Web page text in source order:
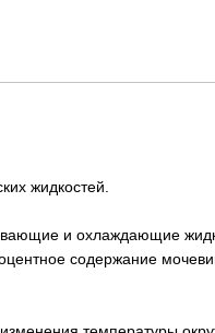
жидкостей.
и охлаждающие
содержание